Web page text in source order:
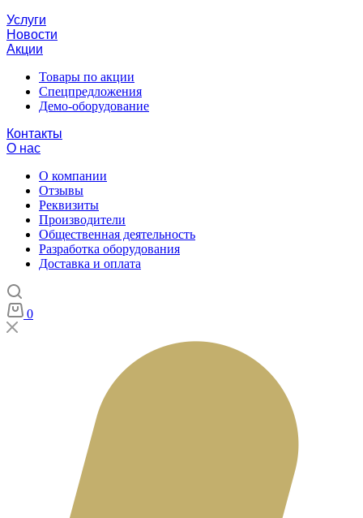
Услуги
Новости
Акции
Товары по акции
Спецпредложения
Демо-оборудование
Контакты
О нас
О компании
Отзывы
Реквизиты
Производители
Общественная деятельность
Разработка оборудования
Доставка и оплата
0